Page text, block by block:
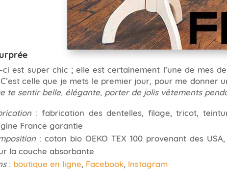
ci est super chic ; elle est certainement l’une de mes
celle que je mets le premier jour, pour me donner
te sentir belle, élégante, porter de jolis vêtements
: fabrication des dentelles, filage, tricot,
France garantie
: coton bio OEKO TEX 100 provenant des
la couche absorbante
: boutique en ligne, Facebook, Instagram